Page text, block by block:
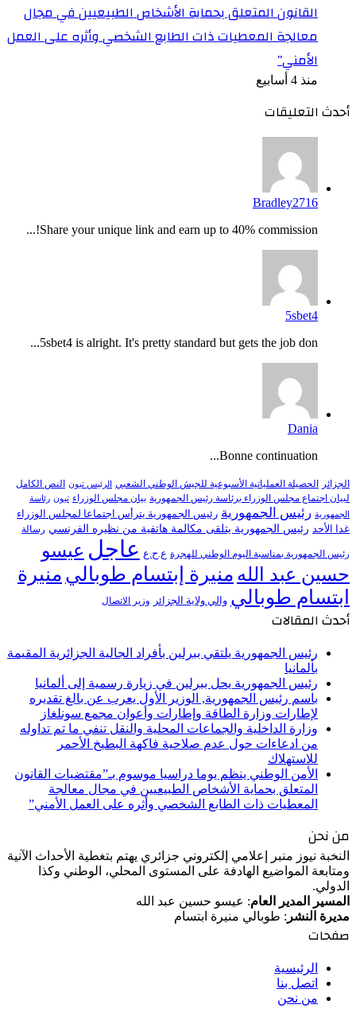
القانون المتعلق بحماية الأشخاص الطبيعيين في مجال
معالجة المعطيات ذات الطابع الشخصي وأثره على العمل
الأمني”
منذ 4 أسابيع
أحدث التعليقات
Bradley2716
Share your unique link and earn up to 40% commission!...
5sbet4
5sbet4 is alright. It's pretty standard but gets the job don...
Dania
Bonne continuation...
الجزائر الحصيلة العملياتية الأسبوعية للجيش الوطني الشعبي الرئيس تبون النص الكامل
لبيان اجتماع مجلس الوزراء برئاسة رئيس الجمهورية بيان مجلس الوزراء تبون رئاسة
الجمهورية رئيس الجمهورية رئيس الجمهورية يترأس اجتماعا لمجلس الوزراء
غدا الأحد رئيس الجمهورية يتلقى مكالمة هاتفية من نظيره الفرنسي رسالة
رئيس الجمهورية بمناسبة اليوم الوطني للهجرة ع.ح.ع عاجل عيسو
حسين عبد الله منيرة إبتسام طوبالي منيرة
ابتسام طوبالي والي ولاية الجزائر وزير الاتصال
أحدث المقالات
رئيس الجمهورية يلتقي ببرلين بأفراد الجالية الجزائرية المقيمة
بألمانيا
رئيس الجمهورية يحل ببرلين في زيارة رسمية إلى ألمانيا
باسم رئيس الجمهورية, الوزير الأول يعرب عن بالغ تقديره
لإطارات وزارة الطاقة وإطارات وأعوان مجمع سونلغاز
وزارة الداخلية والجماعات المحلية والنقل تنفي ما تم تداوله
من ادعاءات حول عدم صلاحية فاكهة البطيخ الأحمر
للاستهلاك
الأمن الوطني ينظم يوما دراسيا موسوم بـ”مقتضيات القانون
المتعلق بحماية الأشخاص الطبيعيين في مجال معالجة
المعطيات ذات الطابع الشخصي وأثره على العمل الأمني”
من نحن
النخبة نيوز منبر إعلامي إلكتروني جزائري يهتم بتغطية الأحداث الآنية
ومتابعة المواضيع الهادفة على المستوى المحلي، الوطني وكذا
الدولي.
المسير المدير العام: عيسو حسين عبد الله
مديرة النشر : طوبالي منيرة ابتسام
صفحات
الرئيسية
اتصل بنا
من نحن